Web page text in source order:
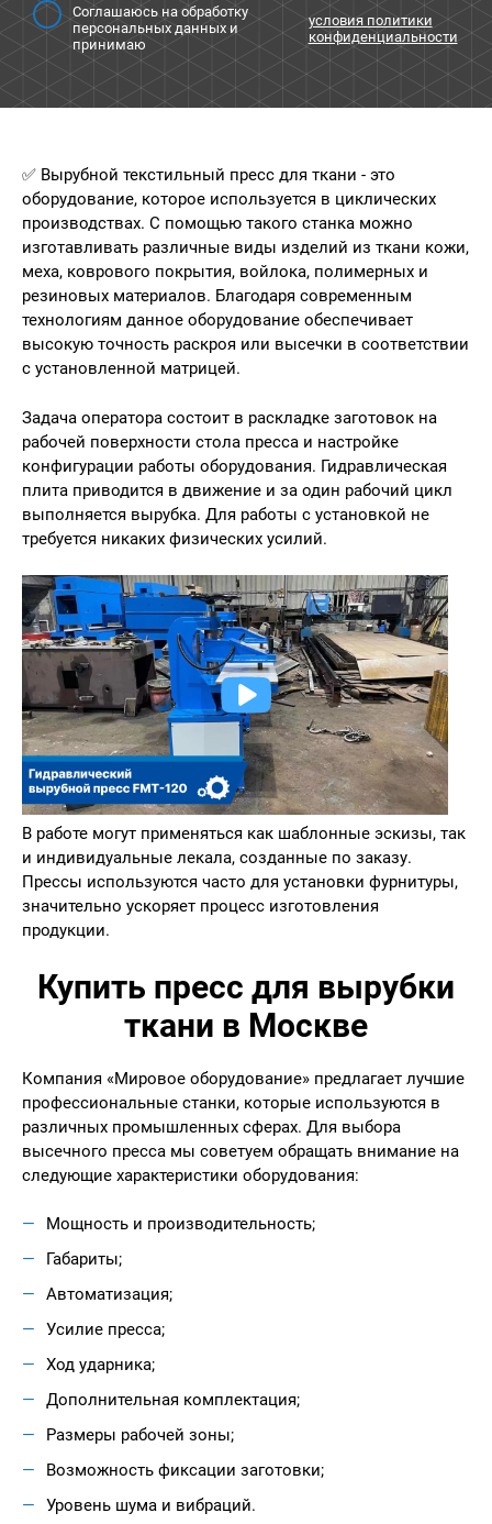
Соглашаюсь на обработку
персональных данных и
принимаю
условия политики
конфиденциальности
✅ Вырубной текстильный пресс для ткани - это
оборудование, которое используется в циклических
производствах. С помощью такого станка можно
изготавливать различные виды изделий из ткани кожи,
меха, коврового покрытия, войлока, полимерных и
резиновых материалов. Благодаря современным
технологиям данное оборудование обеспечивает
высокую точность раскроя или высечки в соответствии
с установленной матрицей.
Задача оператора состоит в раскладке заготовок на
рабочей поверхности стола пресса и настройке
конфигурации работы оборудования. Гидравлическая
плита приводится в движение и за один рабочий цикл
выполняется вырубка. Для работы с установкой не
требуется никаких физических усилий.
В работе могут применяться как шаблонные эскизы, так
и индивидуальные лекала, созданные по заказу.
Прессы используются часто для установки фурнитуры,
значительно ускоряет процесс изготовления
продукции.
Купить пресс для вырубки
ткани в Москве
Компания «Мировое оборудование» предлагает лучшие
профессиональные станки, которые используются в
различных промышленных сферах. Для выбора
высечного пресса мы советуем обращать внимание на
следующие характеристики оборудования:
Мощность и производительность;
Габариты;
Автоматизация;
Усилие пресса;
Ход ударника;
Дополнительная комплектация;
Размеры рабочей зоны;
Возможность фиксации заготовки;
Уровень шума и вибраций.